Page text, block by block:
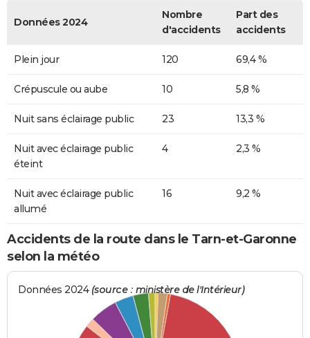
Données 2024
Nombre
d'accidents
Part des
accidents
Plein jour 120 69,4 %
Crépuscule ou aube 10 5,8 %
Nuit sans éclairage public 23 13,3 %
Nuit avec éclairage public
éteint
4 2,3 %
Nuit avec éclairage public
allumé
16 9,2 %
Accidents de la route dans le Tarn-et-Garonne
selon la météo
Données 2024 (source : ministère de l'Intérieur)